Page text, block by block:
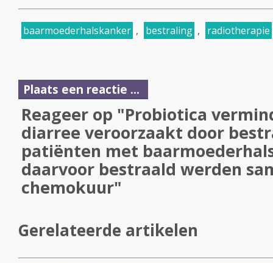
baarmoederhalskanker , bestraling , radiotherapie
Plaats een reactie ...
Reageer op "Probiotica
diarree veroorzaakt door
patiënten met
daarvoor bestraald werden
chemokuur"
Gerelateerde artikelen